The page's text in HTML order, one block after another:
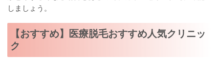
しましょう。
【おすすめ】医療脱毛おすすめ人気クリニッ
ク